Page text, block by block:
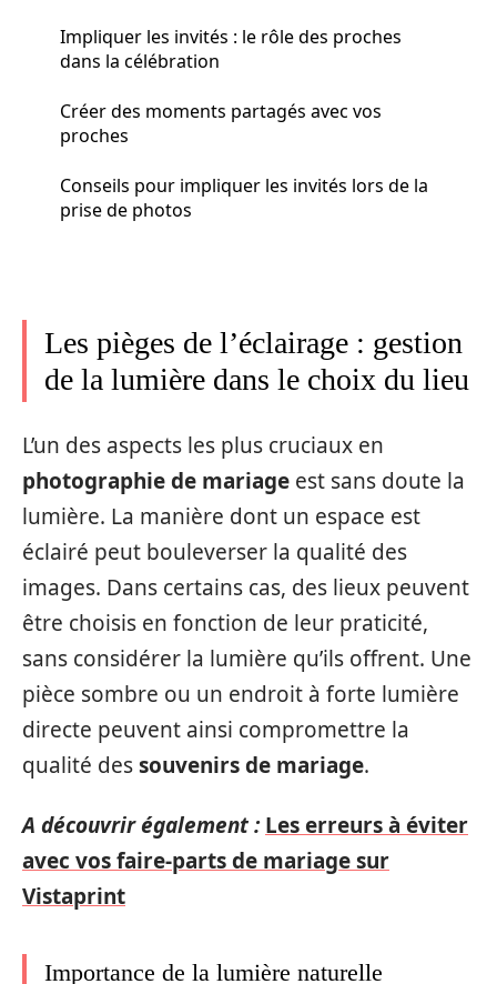
Impliquer les invités : le rôle des proches
dans la célébration
Créer des moments partagés avec vos
proches
Conseils pour impliquer les invités lors de la
prise de photos
Les pièges de l’éclairage : gestion
de la lumière dans le choix du lieu
L’un des aspects les plus cruciaux en
photographie de mariage est sans doute la
lumière. La manière dont un espace est
éclairé peut bouleverser la qualité des
images. Dans certains cas, des lieux peuvent
être choisis en fonction de leur praticité,
sans considérer la lumière qu’ils offrent. Une
pièce sombre ou un endroit à forte lumière
directe peuvent ainsi compromettre la
qualité dessouvenirs de mariage.
A découvrir également : Les erreurs à éviter
avec vos faire-parts de mariage sur
Vistaprint
Importance de la lumière naturelle